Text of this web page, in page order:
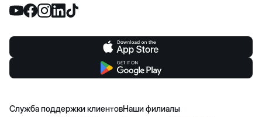
Служба поддержки клиентовНаши филиалы